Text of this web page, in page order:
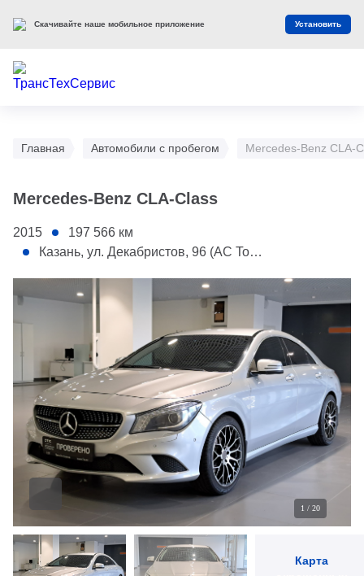
Главная Автомобили с пробегом Mercedes-Benz CLA-
Mercedes-Benz CLA-Class
2015 197 566 км
Казань, ул. Декабристов, 96 (АС Toyota)
1 - Переднее правое крыло
2 - Заднее правое крыло
3 - Крыша правой стороны
1 / 20
Карта
Скачивайте наше мобильное приложение Установить